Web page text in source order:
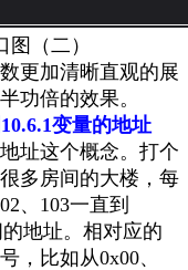
（二）
更加清晰直观的展
功倍的效果。
10.6.1变量的地址
址这个概念。打个
多房间的大楼，每
、 103一直到
地址。相对应的
，比如从0x00、